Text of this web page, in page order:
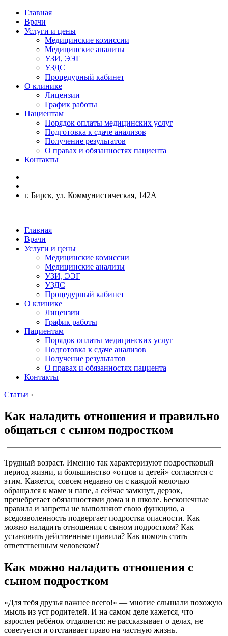
Главная
Врачи
Услуги и цены
Медицинские комиссии
Медицинские анализы
УЗИ, ЭЭГ
УЗДС
Процедурный кабинет
О клинике
Лицензии
График работы
Пациентам
Порядок оплаты медицинских услуг
Подготовка к сдаче анализов
Получение результатов
О правах и обязанностях пациента
Контакты
г. Бирск, ул. Коммунистическая, 142А
Главная
Врачи
Услуги и цены
Медицинские комиссии
Медицинские анализы
УЗИ, ЭЭГ
УЗДС
Процедурный кабинет
О клинике
Лицензии
График работы
Пациентам
Порядок оплаты медицинских услуг
Подготовка к сдаче анализов
Получение результатов
О правах и обязанностях пациента
Контакты
Статьи ›
Как наладить отношения и правильно
общаться с сыном подростком
Трудный возраст. Именно так характеризуют подростковый
период жизни, и большинство «отцов и детей» согласятся с
этим. Кажется, совсем недавно он с каждой мелочью
обращался к маме и папе, а сейчас замкнут, дерзок,
пренебрегает обязанностями дома и в школе. Бесконечные
правила и запреты не выполняют свою функцию, а
вседозволенность подвергает подростка опасности. Как
можно наладить отношения с сыном подростком? Как
установить действенные правила? Как помочь стать
ответственным человеком?
Как можно наладить отношения с
сыном подростком
«Для тебя друзья важнее всего!» — многие слышали похожую
мысль из уст родителей. И на самом деле кажется, что
взрослея ребёнок отдаляется: не рассказывает о делах, не
советуется и отстаивает право на частную жизнь.